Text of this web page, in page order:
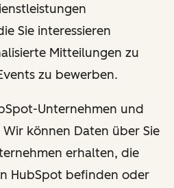
Sie interessieren
Mitteilungen zu
zu bewerben.
Unternehmen und
können Daten über Sie
erhalten, die
HubSpot befinden oder